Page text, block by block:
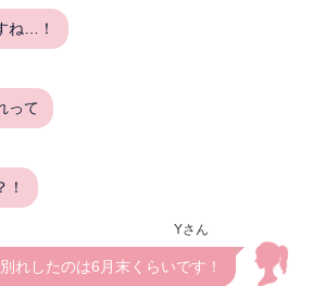
ね…！
って
！
Yさん
れしたのは6月末くらいです！